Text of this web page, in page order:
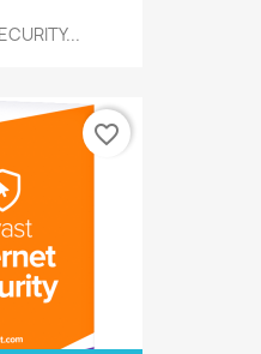
favorite_border